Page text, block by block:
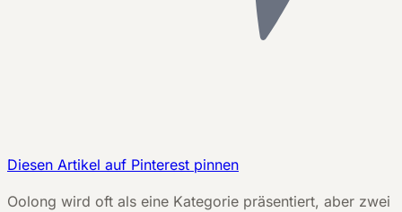
Diesen Artikel auf Pinterest pinnen
Oolong wird oft als eine Kategorie präsentiert, aber zwei